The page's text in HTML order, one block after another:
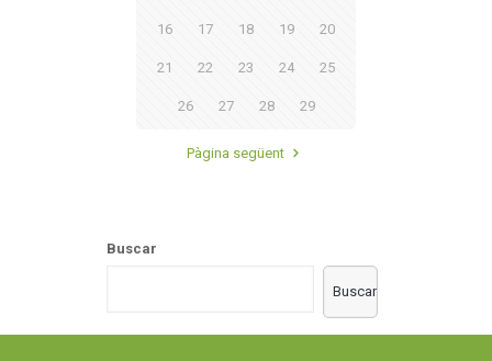
16 17 18 19 20
21 22 23 24 25
26 27 28 29
Pàgina següent
Buscar
Buscar